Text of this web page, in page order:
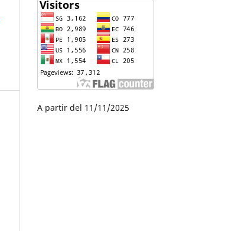
A partir del 11/11/2025